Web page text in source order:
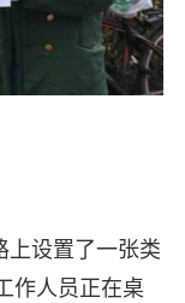
上设置了一张类
作人员正在桌